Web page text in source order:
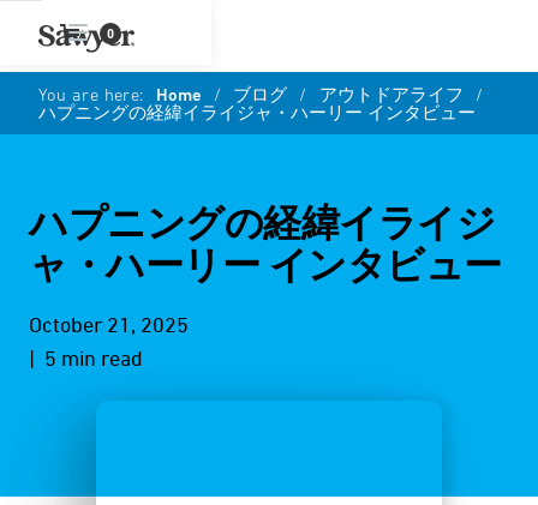
0
You are here: Home / ブログ / アウトドアライフ /
ハプニングの経緯イライジャ・ハーリー インタビュー
ハプニングの経緯イライジ
ャ・ハーリー インタビュー
October 21, 2025
| 5 min read